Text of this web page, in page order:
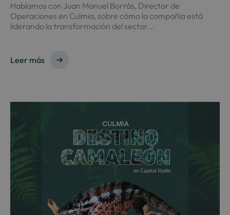
Hablamos con Juan Manuel Borrás, Director de
Operaciones en Culmia, sobre cómo la compañía está
liderando la transformación del sector...
Leer más